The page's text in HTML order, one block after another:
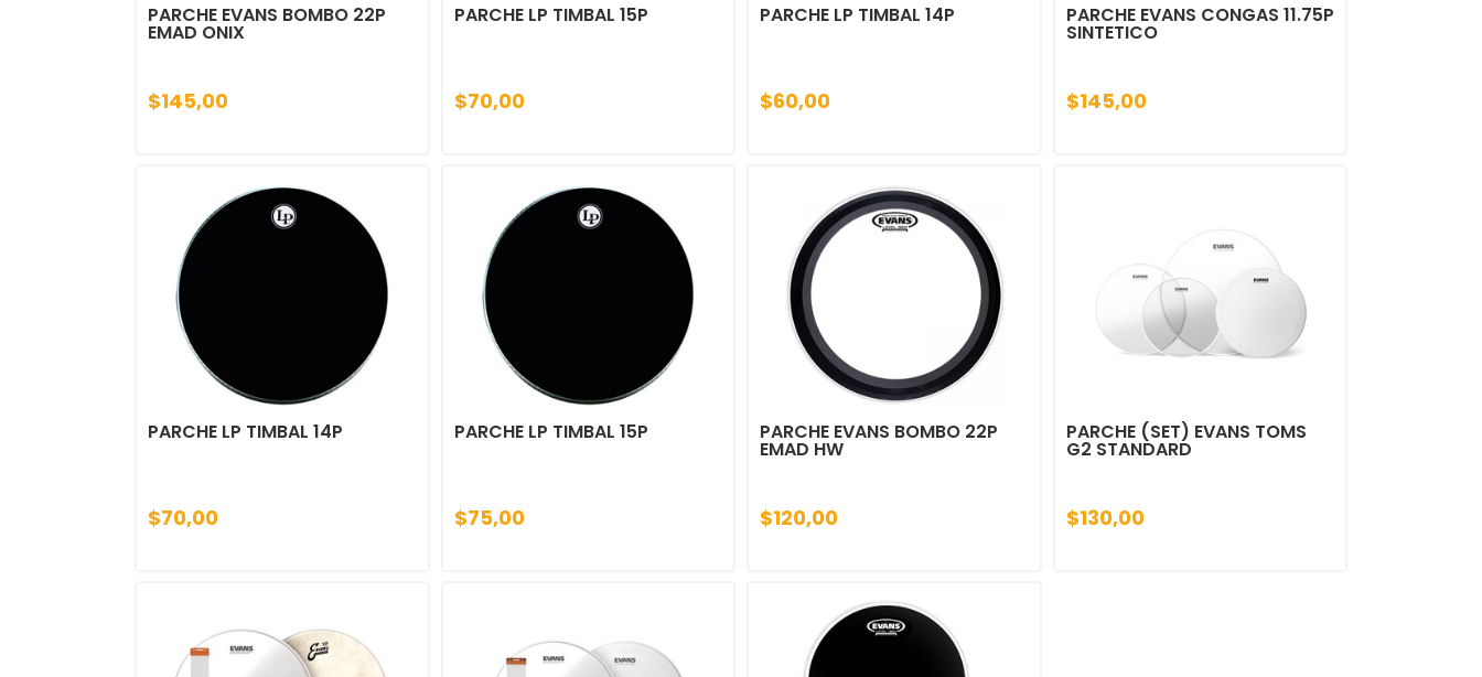
PARCHE EVANS BOMBO 22P
EMAD ONIX
$145,00
PARCHE LP TIMBAL 15P
$70,00
PARCHE LP TIMBAL 14P
$60,00
PARCHE EVANS CONGAS 11.75P
SINTETICO
$145,00
PARCHE LP TIMBAL 14P
$70,00
PARCHE LP TIMBAL 15P
$75,00
PARCHE EVANS BOMBO 22P
EMAD HW
$120,00
PARCHE (SET) EVANS TOMS
G2 STANDARD
$130,00